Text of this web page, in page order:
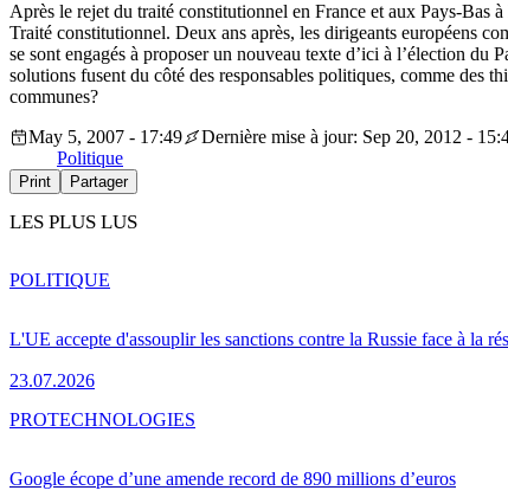
Après le rejet du traité constitutionnel en France et aux Pays-Bas
Traité constitutionnel. Deux ans après, les dirigeants européens
se sont engagés à proposer un nouveau texte d’ici à l’élection
solutions fusent du côté des responsables politiques, comme des
communes?
May 5, 2007 - 17:49
Dernière mise à jour: Sep 20, 2012 -
Politique
Print Partager
LES PLUS LUS
L'UE accepte d'assouplir les sanctions contre la Russie face à la
23.07.2026
POLITIQUE
Google écope d’une amende record de 890 millions d’euros
PROTECHNOLOGIES